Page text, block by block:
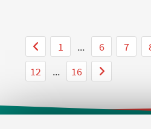
1 ... 6 7
12
... 16